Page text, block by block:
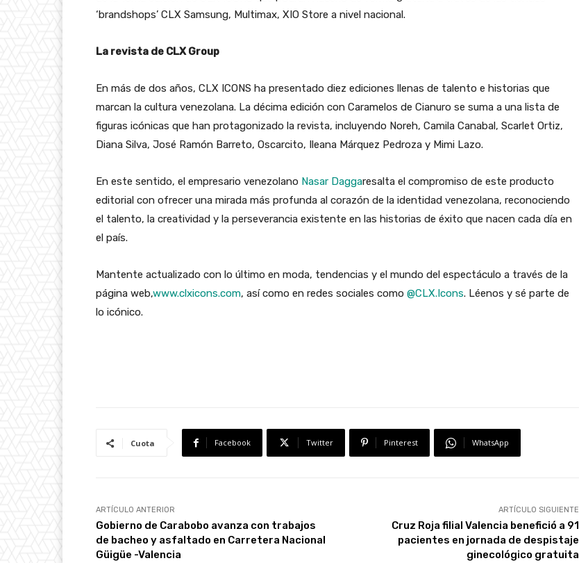
‘brandshops’ CLX Samsung, Multimax, XIO Store a nivel nacional.
La revista de CLX Group
En más de dos años, CLX ICONS ha presentado diez ediciones llenas de talento e historias que
marcan la cultura venezolana. La décima edición con Caramelos de Cianuro se suma a una lista de
figuras icónicas que han protagonizado la revista, incluyendo Noreh, Camila Canabal, Scarlet Ortiz,
Diana Silva, José Ramón Barreto, Oscarcito, Ileana Márquez Pedroza y Mimi Lazo.
En este sentido, el empresario venezolano Nasar Daggaresalta el compromiso de este producto
editorial con ofrecer una mirada más profunda al corazón de la identidad venezolana, reconociendo
el talento, la creatividad y la perseverancia existente en las historias de éxito que nacen cada día en
el país.
Mantente actualizado con lo último en moda, tendencias y el mundo del espectáculo a través de la
página web,www.clxicons.com, así como en redes sociales como @CLX.Icons. Léenos y sé parte de
lo icónico.
Cuota Facebook Twitter Pinterest WhatsApp
ARTÍCULO ANTERIOR
Gobierno de Carabobo avanza con trabajos
de bacheo y asfaltado en Carretera Nacional
Güigüe -Valencia
ARTÍCULO SIGUIENTE
Cruz Roja filial Valencia benefició a 91
pacientes en jornada de despistaje
ginecológico gratuita